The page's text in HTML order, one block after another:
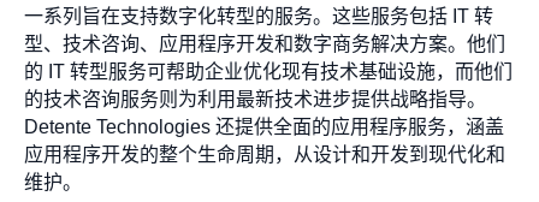
一系列旨在支持数字化转型的服务。这些服务包括 IT 转
型、技术咨询、应用程序开发和数字商务解决方案。他们
的 IT 转型服务可帮助企业优化现有技术基础设施，而他们
的技术咨询服务则为利用最新技术进步提供战略指导。
Detente Technologies 还提供全面的应用程序服务，涵盖
应用程序开发的整个生命周期，从设计和开发到现代化和
维护。